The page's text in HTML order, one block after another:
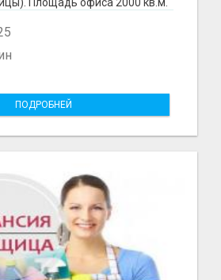
Площадь офиса 2000 кв.м.
ПОДРОБНЕЙ